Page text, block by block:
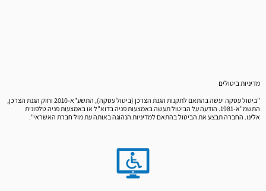
מדיניות ביטולים
"ביטול עסקה יעשה בהתאם לתקנות הגנת הצרכן (ביטול עסקה), התשע"א-2010 וחוק הגנת הצרכן,
התשמ"א-1981. הודעה על הביטול תעשה באמצעות פניה בדוא"ל או באמצעות פניה טלפונית
אלינו. החברה תבצע את הביטול בהתאם למדיניות הנהוגה באותה עת מול חברת האשראי".